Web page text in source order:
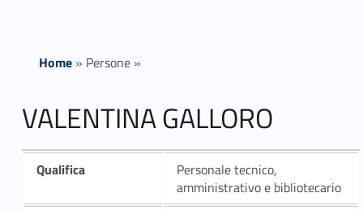
Home» Persone»
VALENTINA GALLORO
Qualifica
Personale tecnico,
amministrativo e bibliotecario